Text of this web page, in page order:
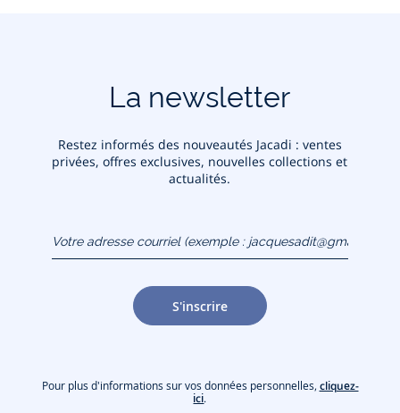
La newsletter
Restez informés des nouveautés Jacadi : ventes
privées, offres exclusives, nouvelles collections et
actualités.
(exemple :
jacquesadit@gmail.com)
S'inscrire
Pour plus d'informations sur vos données personnelles, cliquez-
ici.